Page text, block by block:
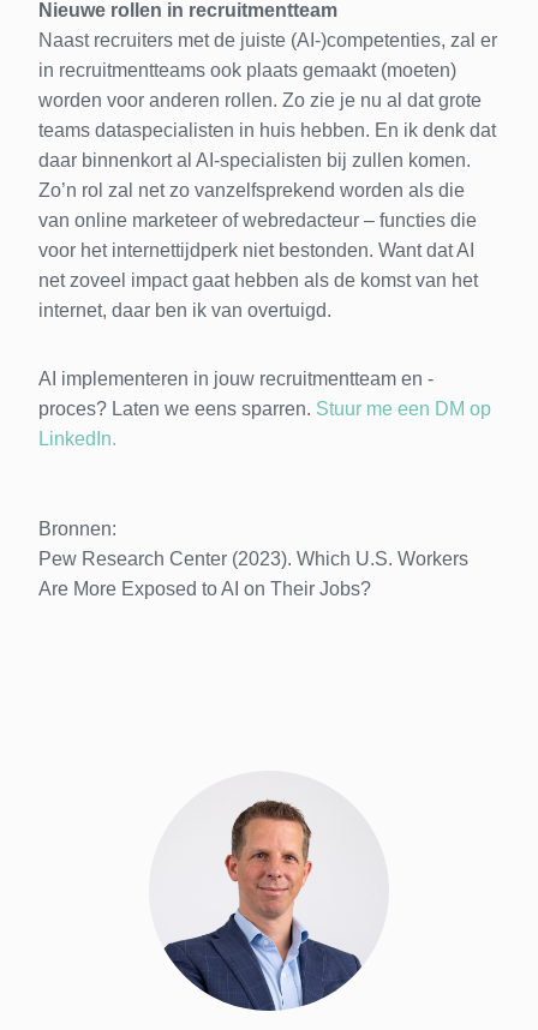
Nieuwe rollen in recruitmentteam
Naast recruiters met de juiste (AI-)competenties, zal er
in recruitmentteams ook plaats gemaakt (moeten)
worden voor anderen rollen. Zo zie je nu al dat grote
teams dataspecialisten in huis hebben. En ik denk dat
daar binnenkort al AI-specialisten bij zullen komen.
Zo’n rol zal net zo vanzelfsprekend worden als die
van online marketeer of webredacteur – functies die
voor het internettijdperk niet bestonden. Want dat AI
net zoveel impact gaat hebben als de komst van het
internet, daar ben ik van overtuigd.
AI implementeren in jouw recruitmentteam en -
proces? Laten we eens sparren. Stuur me een DM op
LinkedIn.
Bronnen:
Pew Research Center (2023). Which U.S. Workers
Are More Exposed to AI on Their Jobs?